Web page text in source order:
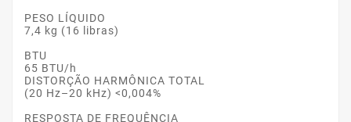
PESO LÍQUIDO
7,4 kg (16 libras)
BTU
65 BTU/h
DISTORÇÃO HARMÔNICA TOTAL
(20 Hz–20 kHz) <0,004%
RESPOSTA DE FREQUÊNCIA